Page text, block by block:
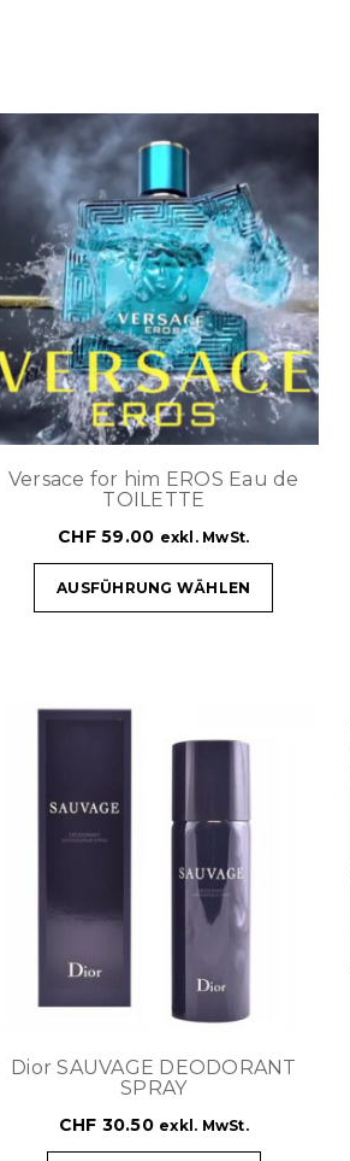
Versace for him EROS Eau de
TOILETTE
CHF59.00 exkl. MwSt.
AUSFÜHRUNG WÄHLEN
Dior SAUVAGE DEODORANT
SPRAY
CHF 30.50 exkl. MwSt.